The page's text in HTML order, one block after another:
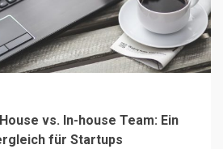
vs. In-house Team: Ein
für Startups